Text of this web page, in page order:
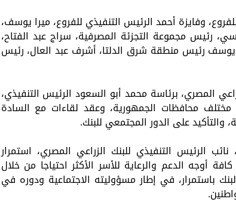
وفايزة أحمد الرئيس التنفيذي للفروع، ميرا يوسف،
مجموعة التجزئة المصرفية، سراج عبد الفتاح،
رئيس منطقة شرق الدلتا، أشرف عبد العال، رئيس
المصري، برئاسة محمد أبو السعود الرئيس التنفيذي،
محافظات الجمهورية، وعقد لقاءات مع السادة
والتأكيد على الدور المجتمعي للبنك.
الرئيس التنفيذي للبنك الزراعي المصري، استمرار
أوجه الدعم والرعاية للأسر الأكثر احتياجا من خلال
باستمرار، في إطار مسؤوليته الاجتماعية ودوره في